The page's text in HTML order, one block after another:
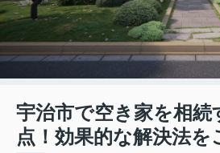
宇治市で空き家を相続
点！効果的な解決法を